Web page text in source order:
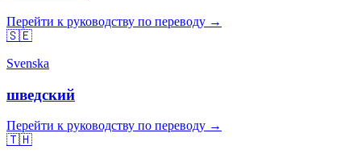
Перейти к руководству по переводу →
🇸🇪
Svenska
шведский
Перейти к руководству по переводу →
🇹🇭